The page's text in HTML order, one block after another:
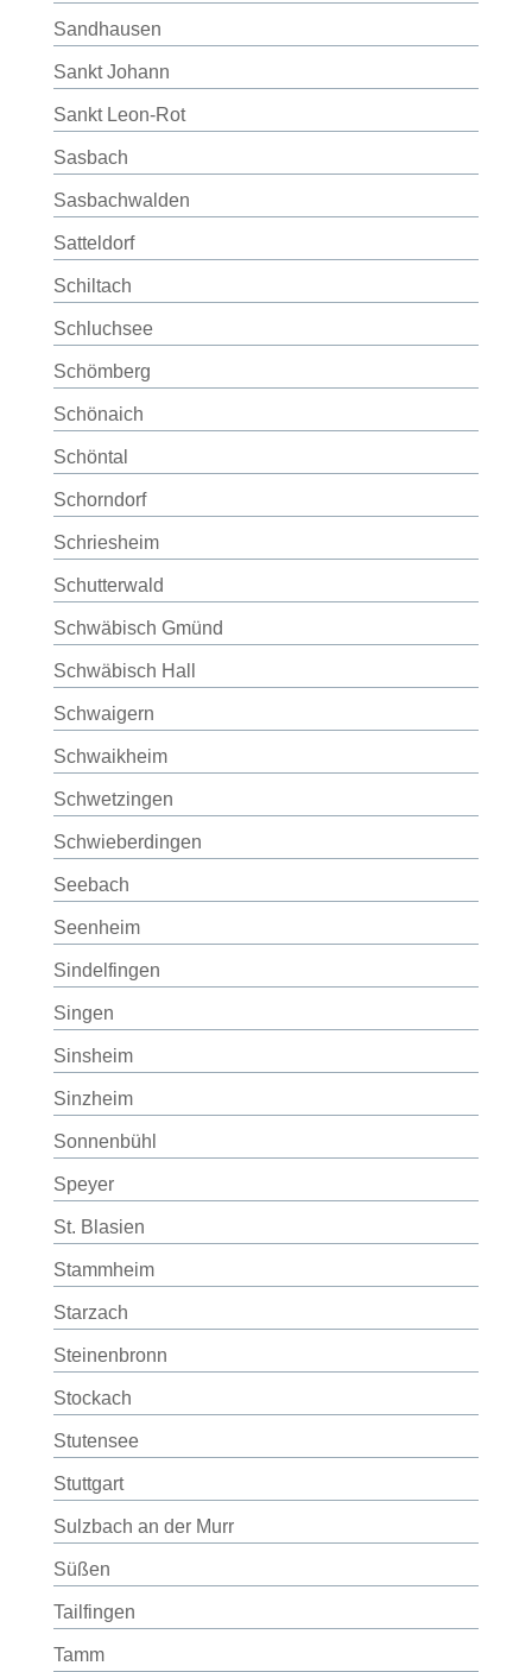
Sandhausen
Sankt Johann
Sankt Leon-Rot
Sasbach
Sasbachwalden
Satteldorf
Schiltach
Schluchsee
Schömberg
Schönaich
Schöntal
Schorndorf
Schriesheim
Schutterwald
Schwäbisch Gmünd
Schwäbisch Hall
Schwaigern
Schwaikheim
Schwetzingen
Schwieberdingen
Seebach
Seenheim
Sindelfingen
Singen
Sinsheim
Sinzheim
Sonnenbühl
Speyer
St. Blasien
Stammheim
Starzach
Steinenbronn
Stockach
Stutensee
Stuttgart
Sulzbach an der Murr
Süßen
Tailfingen
Tamm